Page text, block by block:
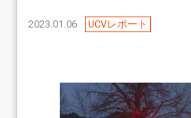
2023.01.06 UCVレポート